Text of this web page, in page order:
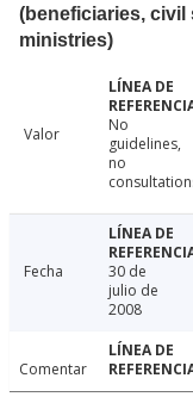
(beneficiaries,
ministries)
Valor
No
guidelines,
no
Fecha
30 de
julio de
2008
Comentar